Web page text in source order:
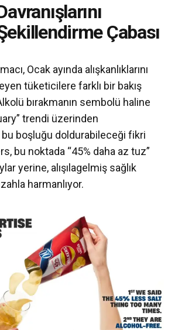
Çabası
Ocak ayında alışkanlıklarını
tüketicilere farklı bir bakış
bırakmanın sembolü haline
trendi üzerinden
bu boşluğu doldurabileceği fikri
bu noktada “45% daha az tuz”
yerine, alışılagelmiş sağlık
harmanlıyor.